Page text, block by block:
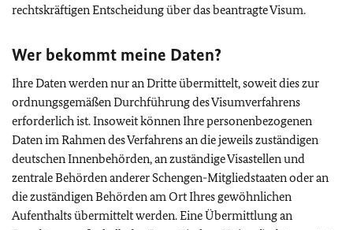
rechtskräftigen Entscheidung über das beantragte Visum.
Wer bekommt meine Daten?
Ihre Daten werden nur an Dritte übermittelt, soweit dies zur
ordnungsgemäßen Durchführung des Visumverfahrens
erforderlich ist. Insoweit können Ihre personenbezogenen
Daten im Rahmen des Verfahrens an die jeweils zuständigen
deutschen Innenbehörden, an zuständige Visastellen und
zentrale Behörden anderer Schengen-Mitgliedstaaten oder an
die zuständigen Behörden am Ort Ihres gewöhnlichen
Aufenthalts übermittelt werden. Eine Übermittlung an